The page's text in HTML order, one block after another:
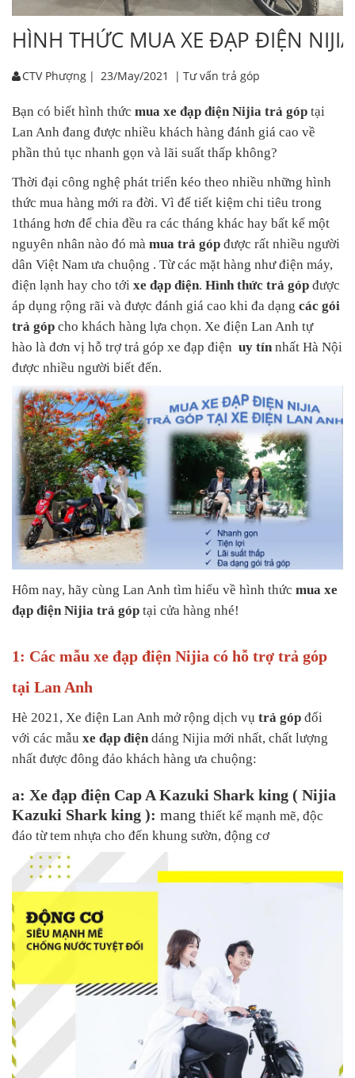
HÌNH THỨC MUA XE ĐẠP ĐIỆN
CTV Phượng | 23/May/2021 | Tư vấn trả góp
Bạn có biết hình thức mua xe đạp điện Nijia trả góp tại
Lan Anh đang được nhiều khách hàng đánh giá cao về
phần thủ tục nhanh gọn và lãi suất thấp không?
Thời đại công nghệ phát triển kéo theo nhiều những hình
thức mua hàng mới ra đời. Vì để tiết kiệm chi tiêu trong
1tháng hơn để chia đều ra các tháng khác hay bất kể một
nguyên nhân nào đó mà mua trả góp được rất nhiều người
dân Việt Nam ưa chuộng . Từ các mặt hàng như điện máy,
điện lạnh hay cho tới xe đạp điện. Hình thức trả góp được
áp dụng rộng rãi và được đánh giá cao khi đa dạng các gói
trả góp cho khách hàng lựa chọn. Xe điện Lan Anh tự
hào là đơn vị hỗ trợ trả góp xe đạp điện uy tínnhất Hà Nội
được nhiều người biết đến.
Hôm nay, hãy cùng Lan Anh tìm hiểu về hình thức mua xe
đạp điện Nijia trả góp tại cửa hàng nhé!
1: Các mẫu xe đạp điện Nijia có hỗ trợ trả góp
tại Lan Anh
Hè 2021, Xe điện Lan Anh mở rộng dịch vụ trả góp đối
với các mẫu xe đạp điệndáng Nijia mới nhất, chất lượng
nhất được đông đảo khách hàng ưa chuộng:
a: Xe đạp điện Cap A Kazuki Shark king ( Nijia
Kazuki Shark king ): mang thiết kế mạnh mẽ, độc
đáo từ tem nhựa cho đến khung sườn, động cơ